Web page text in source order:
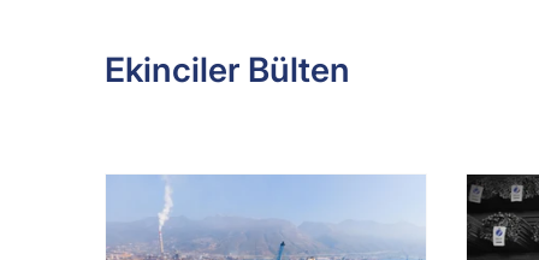
Ekinciler Bülten